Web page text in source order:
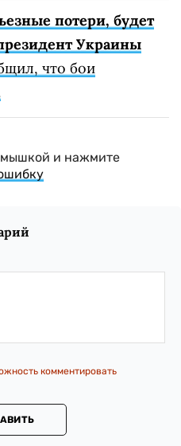
потери, будет
Украины
что бои
мышкой и нажмите
комментировать